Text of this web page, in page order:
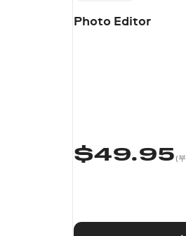
Photo Editor
$49.95 (